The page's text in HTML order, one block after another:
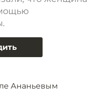
Ананьевым